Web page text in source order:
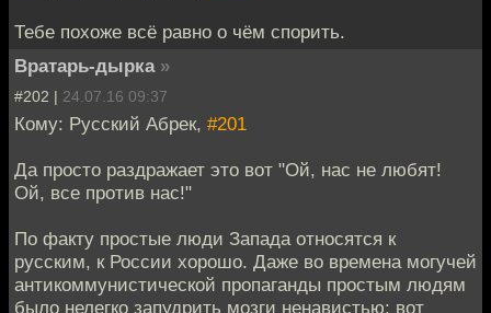
Тебе похоже всё равно о чём спорить.
Вратарь-дырка »
#202 | 24.07.16 09:37
Кому: Русский Абрек, #201
Да просто раздражает это вот "Ой, нас не любят!
Ой, все против нас!"
По факту простые люди Запада относятся к
русским, к России хорошо. Даже во времена могучей
антикоммунистической пропаганды простым людям
было нелегко запудрить мозги ненавистью: вот